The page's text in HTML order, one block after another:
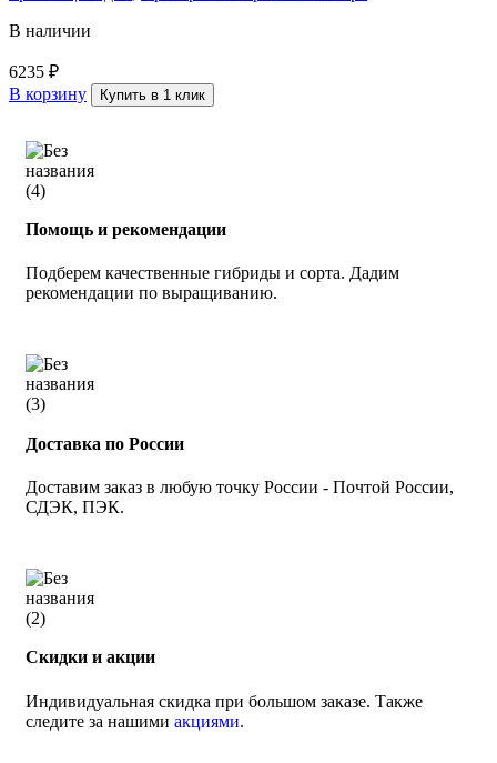
В наличии
6235 ₽
В корзину
Купить в 1 клик
Помощь и рекомендации
Подберем качественные гибриды и сорта. Дадим
рекомендации по выращиванию.
Доставка по России
Доставим заказ в любую точку России - Почтой России,
СДЭК, ПЭК.
Скидки и акции
Индивидуальная скидка при большом заказе. Также
следите за нашими акциями.